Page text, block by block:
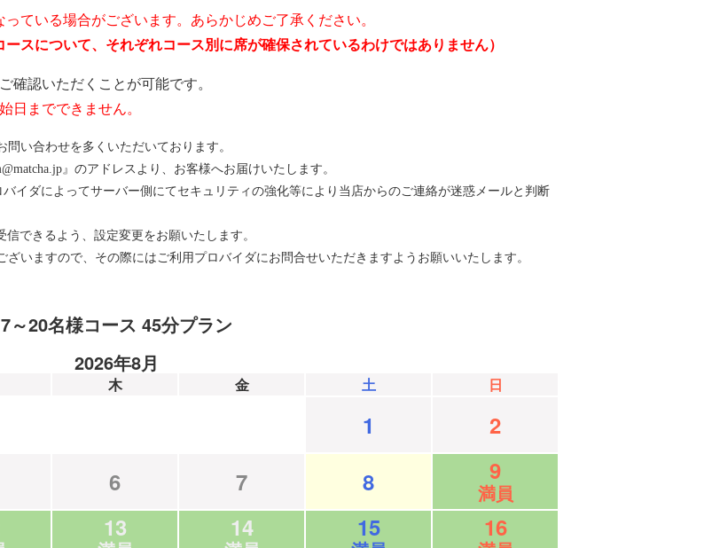
ている場合がございます。あらかじめご了承ください。
ースについて、それぞれコース別に席が確保されているわけではありません）
確認いただくことが可能です。
日までできません。
い合わせを多くいただいております。
』のアドレスより、お客様へお届けいたします。
イダによってサーバー側にてセキュリティの強化等により当店からのご連絡が迷惑メールと判断
できるよう、設定変更をお願いたします。
いますので、その際にはご利用プロバイダにお問合せいただきますようお願いいたします。
7～20名様コース 45分プラン
2026年8月
木 金 土 日
1
2
6 7 8 9
満員
13 14 15 16